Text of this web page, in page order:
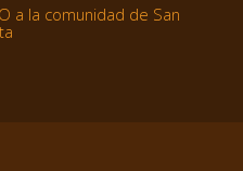
a la comunidad de San